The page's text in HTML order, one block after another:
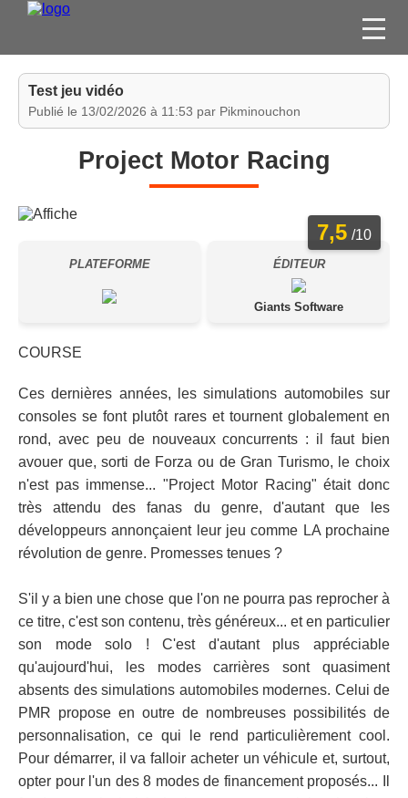
FILMS
JEUX VIDÉO
DIVERS
ESPACE
MEMBRE
Test jeu vidéo
Publié le 13/02/2026 à 11:53 par Pikminouchon
Project Motor Racing
7,5 /10
PLATEFORME ÉDITEUR
Giants Software
COURSE
Ces dernières années, les simulations automobiles sur
consoles se font plutôt rares et tournent globalement en
rond, avec peu de nouveaux concurrents : il faut bien
avouer que, sorti de Forza ou de Gran Turismo, le choix
n'est pas immense... "Project Motor Racing" était donc
très attendu des fanas du genre, d'autant que les
développeurs annonçaient leur jeu comme LA prochaine
révolution de genre. Promesses tenues ?
S'il y a bien une chose que l'on ne pourra pas reprocher à
ce titre, c'est son contenu, très généreux... et en particulier
son mode solo ! C'est d'autant plus appréciable
qu'aujourd'hui, les modes carrières sont quasiment
absents des simulations automobiles modernes. Celui de
PMR propose en outre de nombreuses possibilités de
personnalisation, ce qui le rend particulièrement cool.
Pour démarrer, il va falloir acheter un véhicule et, surtout,
opter pour l'un des 8 modes de financement proposés... Il